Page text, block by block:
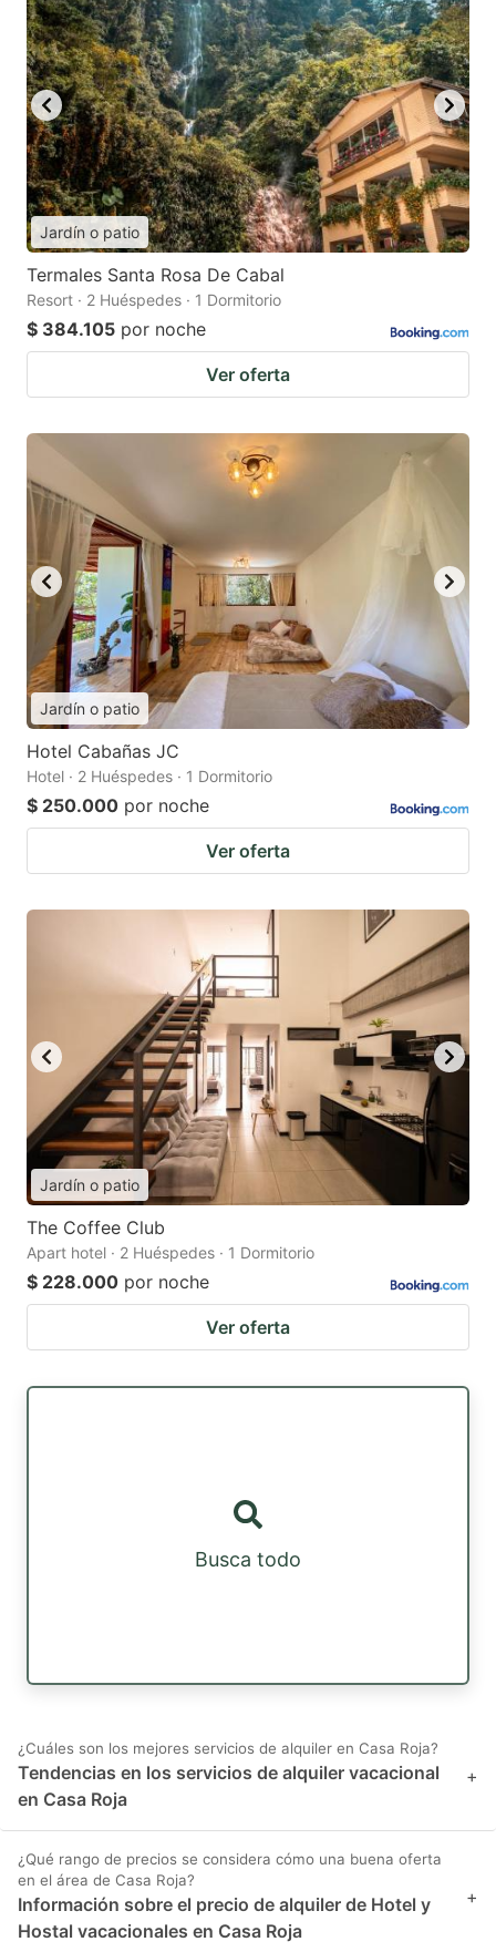
Jardín o patio
Termales Santa Rosa De Cabal
Resort · 2 Huéspedes · 1 Dormitorio
$ 384.105 por noche
Ver oferta
Jardín o patio
Hotel Cabañas JC
Hotel · 2 Huéspedes · 1 Dormitorio
$ 250.000 por noche
Ver oferta
Jardín o patio
The Coffee Club
Apart hotel · 2 Huéspedes · 1 Dormitorio
$ 228.000 por noche
Ver oferta
Busca todo
¿Cuáles son los mejores servicios de alquiler en Casa Roja?
Tendencias en los servicios de alquiler vacacional
en Casa Roja
+
¿Qué rango de precios se considera cómo una buena oferta
en el área de Casa Roja?
Información sobre el precio de alquiler de Hotel y
Hostal vacacionales en Casa Roja
+